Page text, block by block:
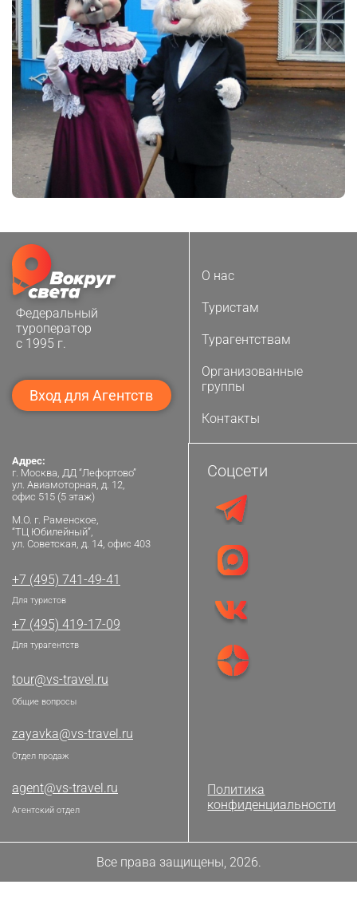
Федеральный
туроператор
с 1995 г.
Вход для Агентств
О нас
Туристам
Турагентствам
Организованные
группы
Контакты
Адрес:
г. Москва, ДД “Лефортово”
ул. Авиамоторная, д. 12,
офис 515 (5 этаж)
М.О. г. Раменское,
“ТЦ Юбилейный”,
ул. Советская, д. 14, офис 403
+7 (495) 741-49-41
Для туристов
+7 (495) 419-17-09
Для турагентств
tour@vs-travel.ru
Общие вопросы
zayavka@vs-travel.ru
Отдел продаж
agent@vs-travel.ru
Агентский отдел
Соцсети
Политика
конфиденциальности
Все права защищены, 2026.